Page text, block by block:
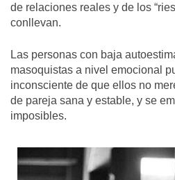
de relaciones reales y de los
conllevan.
Las personas con baja
masoquistas a nivel emocional
inconsciente de que ellos no
de pareja sana y estable, y se
imposibles.